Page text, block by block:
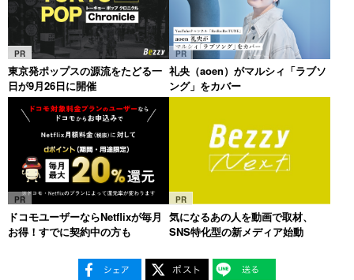
PR
東京発ポップスの源流をたどる一
日が9月26日に開催
PR
礼央（aoen）がマルシィ「ラブソ
ング」をカバー
PR
ドコモユーザーならNetflixが毎月
お得！すでに契約中の方も
PR
気になるあの人を動画で取材、
SNS特化型の新メディア始動